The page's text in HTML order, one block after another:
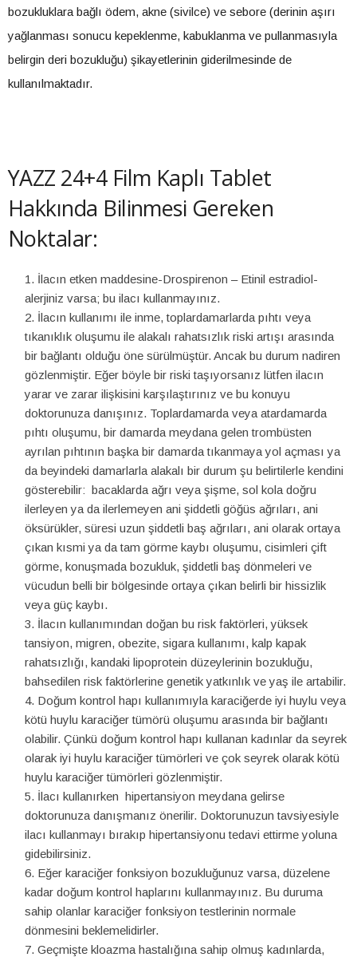
bozukluklara bağlı ödem, akne (sivilce) ve sebore (derinin aşırı
yağlanması sonucu kepeklenme, kabuklanma ve pullanmasıyla
belirgin deri bozukluğu) şikayetlerinin giderilmesinde de
kullanılmaktadır.
YAZZ 24+4 Film Kaplı Tablet
Hakkında Bilinmesi Gereken
Noktalar:
İlacın etken maddesine-Drospirenon – Etinil estradiol-
alerjiniz varsa; bu ilacı kullanmayınız.
İlacın kullanımı ile inme, toplardamarlarda pıhtı veya
tıkanıklık oluşumu ile alakalı rahatsızlık riski artışı arasında
bir bağlantı olduğu öne sürülmüştür. Ancak bu durum nadiren
gözlenmiştir. Eğer böyle bir riski taşıyorsanız lütfen ilacın
yarar ve zarar ilişkisini karşılaştırınız ve bu konuyu
doktorunuza danışınız. Toplardamarda veya atardamarda
pıhtı oluşumu, bir damarda meydana gelen trombüsten
ayrılan pıhtının başka bir damarda tıkanmaya yol açması ya
da beyindeki damarlarla alakalı bir durum şu belirtilerle kendini
gösterebilir: bacaklarda ağrı veya şişme, sol kola doğru
ilerleyen ya da ilerlemeyen ani şiddetli göğüs ağrıları, ani
öksürükler, süresi uzun şiddetli baş ağrıları, ani olarak ortaya
çıkan kısmi ya da tam görme kaybı oluşumu, cisimleri çift
görme, konuşmada bozukluk, şiddetli baş dönmeleri ve
vücudun belli bir bölgesinde ortaya çıkan belirli bir hissizlik
veya güç kaybı.
İlacın kullanımından doğan bu risk faktörleri, yüksek
tansiyon, migren, obezite, sigara kullanımı, kalp kapak
rahatsızlığı, kandaki lipoprotein düzeylerinin bozukluğu,
bahsedilen risk faktörlerine genetik yatkınlık ve yaş ile artabilir.
Doğum kontrol hapı kullanımıyla karaciğerde iyi huylu veya
kötü huylu karaciğer tümörü oluşumu arasında bir bağlantı
olabilir. Çünkü doğum kontrol hapı kullanan kadınlar da seyrek
olarak iyi huylu karaciğer tümörleri ve çok seyrek olarak kötü
huylu karaciğer tümörleri gözlenmiştir.
İlacı kullanırken hipertansiyon meydana gelirse
doktorunuza danışmanız önerilir. Doktorunuzun tavsiyesiyle
ilacı kullanmayı bırakıp hipertansiyonu tedavi ettirme yoluna
gidebilirsiniz.
Eğer karaciğer fonksiyon bozukluğunuz varsa, düzelene
kadar doğum kontrol haplarını kullanmayınız. Bu duruma
sahip olanlar karaciğer fonksiyon testlerinin normale
dönmesini beklemelidirler.
Geçmişte kloazma hastalığına sahip olmuş kadınlarda,